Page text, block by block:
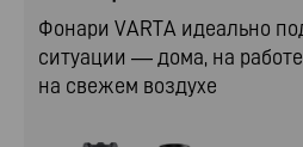
Фонари VARTA идеально
ситуации — дома, на
на свежем воздухе